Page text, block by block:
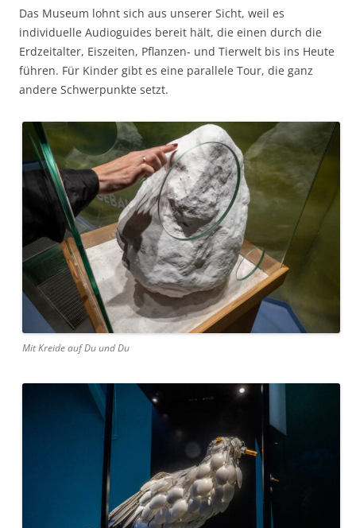
Das Museum lohnt sich aus unserer Sicht, weil es
individuelle Audioguides bereit hält, die einen durch die
Erdzeitalter, Eiszeiten, Pflanzen- und Tierwelt bis ins Heute
führen. Für Kinder gibt es eine parallele Tour, die ganz
andere Schwerpunkte setzt.
Mit Kreide auf Du und Du